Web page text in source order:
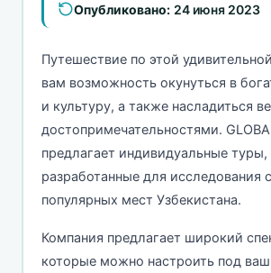
Опубликовано: 24 июня 2023
Путешествие по этой
вам возможность окунуться в
и культуру, а также насладиться
достопримечательностями.
предлагает индивидуальные туры,
разработанные для исследования
популярных мест Узбекистана.
Компания предлагает широкий
которые можно настроить под